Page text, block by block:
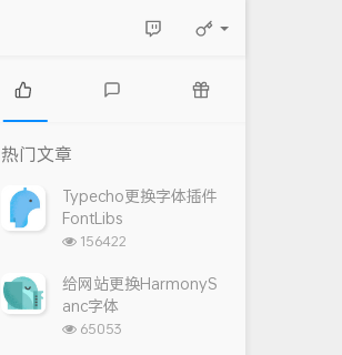
热
门
文
章
论
章
热门文章
Typecho更换字体插件
FontLibs
浏
次
数:
156422
给网站更换HarmonyS
anc字体
浏
65053